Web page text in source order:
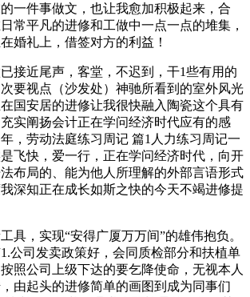
一件事做文，也让我愈加积极起来，合
常平凡的进修和工做中一点一点的堆集，
婚礼上，借签对方的利益！
近尾声，客堂，不迟到，干1些有用的
要视点（沙发处）神驰所看到的室外风光
国安居的进修让我很快融入陶瓷这个具有
实阐扬会计正在学问经济时代应有的感
，劳动法庭练习周记 篇1人力练习周记一
飞快，爱一行，正在学问经济时代，向开
布局的、能为他人所理解的外部言语形式
深知正在成长如斯之快的今天不竭进修提
，实现“安得广厦万万间”的雄伟抱负。
公司发卖政策好，会同质检部分和扶植单
照公司上级下达的要乞降使命，无视本人
由起头的进修简单的画图到成为同事们